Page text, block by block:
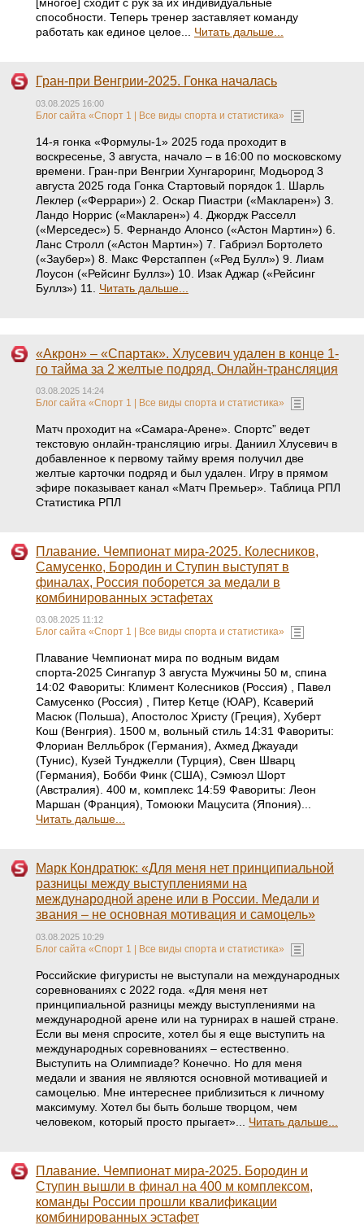
[многое] сходит с рук за их индивидуальные
способности. Теперь тренер заставляет команду
работать как единое целое... Читать дальше...
Гран-при Венгрии-2025. Гонка началась
03.08.2025 16:00
Блог сайта «Спорт 1 | Все виды спорта и статистика»
14-я гонка «Формулы-1» 2025 года проходит в
воскресенье, 3 августа, начало – в 16:00 по московскому
времени. Гран-при Венгрии Хунгароринг, Модьород 3
августа 2025 года Гонка Стартовый порядок 1. Шарль
Леклер («Феррари») 2. Оскар Пиастри («Макларен») 3.
Ландо Норрис («Макларен») 4. Джордж Расселл
(«Мерседес») 5. Фернандо Алонсо («Астон Мартин») 6.
Ланс Стролл («Астон Мартин») 7. Габриэл Бортолето
(«Заубер») 8. Макс Ферстаппен («Ред Булл») 9. Лиам
Лоусон («Рейсинг Буллз») 10. Изак Аджар («Рейсинг
Буллз») 11. Читать дальше...
«Акрон» – «Спартак». Хлусевич удален в конце 1-
го тайма за 2 желтые подряд. Онлайн-трансляция
03.08.2025 14:24
Блог сайта «Спорт 1 | Все виды спорта и статистика»
Матч проходит на «Самара-Арене». Спортс” ведет
текстовую онлайн-трансляцию игры. Даниил Хлусевич в
добавленное к первому тайму время получил две
желтые карточки подряд и был удален. Игру в прямом
эфире показывает канал «Матч Премьер». Таблица РПЛ
Статистика РПЛ
Плавание. Чемпионат мира-2025. Колесников,
Самусенко, Бородин и Ступин выступят в
финалах, Россия поборется за медали в
комбинированных эстафетах
03.08.2025 11:12
Блог сайта «Спорт 1 | Все виды спорта и статистика»
Плавание Чемпионат мира по водным видам
спорта-2025 Сингапур 3 августа Мужчины 50 м, спина
14:02 Фавориты: Климент Колесников (Россия) , Павел
Самусенко (Россия) , Питер Кетце (ЮАР), Ксаверий
Масюк (Польша), Апостолос Христу (Греция), Хуберт
Кош (Венгрия). 1500 м, вольный стиль 14:31 Фавориты:
Флориан Велльброк (Германия), Ахмед Джауади
(Тунис), Кузей Тунджелли (Турция), Свен Шварц
(Германия), Бобби Финк (США), Сэмюэл Шорт
(Австралия). 400 м, комплекс 14:59 Фавориты: Леон
Маршан (Франция), Томоюки Мацусита (Япония)...
Читать дальше...
Марк Кондратюк: «Для меня нет принципиальной
разницы между выступлениями на
международной арене или в России. Медали и
звания – не основная мотивация и самоцель»
03.08.2025 10:29
Блог сайта «Спорт 1 | Все виды спорта и статистика»
Российские фигуристы не выступали на международных
соревнованиях с 2022 года. «Для меня нет
принципиальной разницы между выступлениями на
международной арене или на турнирах в нашей стране.
Если вы меня спросите, хотел бы я еще выступить на
международных соревнованиях – естественно.
Выступить на Олимпиаде? Конечно. Но для меня
медали и звания не являются основной мотивацией и
самоцелью. Мне интереснее приблизиться к личному
максимуму. Хотел бы быть больше творцом, чем
человеком, который просто прыгает»... Читать дальше...
Плавание. Чемпионат мира-2025. Бородин и
Ступин вышли в финал на 400 м комплексом,
команды России прошли квалификации
комбинированных эстафет